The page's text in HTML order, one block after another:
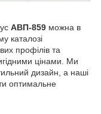
АВП-859 можна в
каталозі
профілів та
цінами. Ми
дизайн, а наші
оптимальне